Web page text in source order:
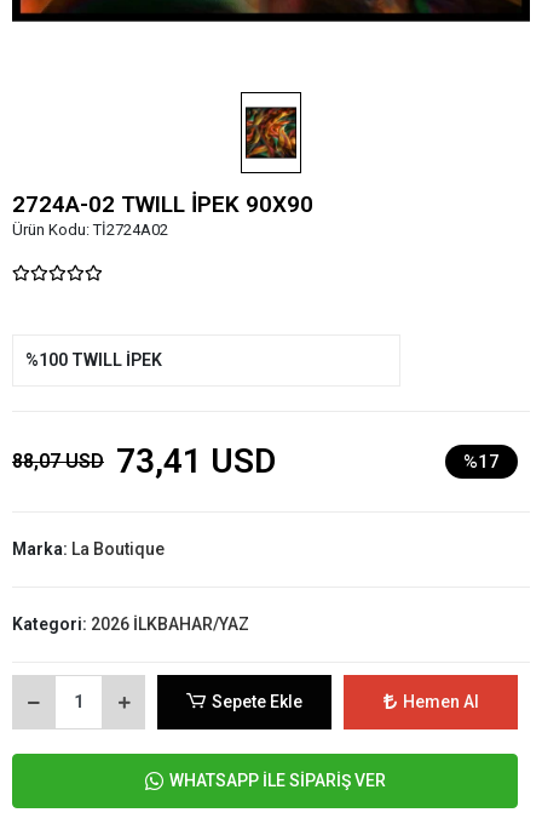
2724A-02 TWILL İPEK 90X90
Ürün Kodu:Tİ2724A02
%100 TWILL İPEK
88,07 USD 73,41 USD %17
Marka: La Boutique
Kategori: 2026 İLKBAHAR/YAZ
Sepete Ekle Hemen Al
WHATSAPP İLE SİPARİŞ VER